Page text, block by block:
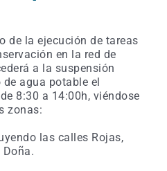
de la ejecución de tareas
en la red de
a la suspensión
agua potable el
de 8:30 a 14:00h, viéndose
zonas:
las calles Rojas,
Doña.